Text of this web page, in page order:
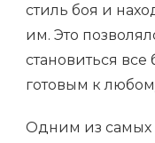
стиль боя и
им. Это
становиться
готовым к
Одним из самых